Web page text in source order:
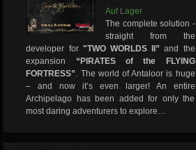
Auf Lager
The complete solution -
straight from the
developer for "TWO WORLDS II”and the
expansion “PIRATES of the FLYING
FORTRESS”. The world of Antaloor is huge
– and now it’s even larger! An entire
Archipelago has been added for only the
most daring adventurers to explore…